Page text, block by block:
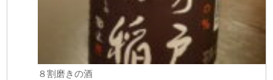
８割磨きの酒